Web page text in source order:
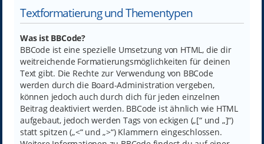
Textformatierung und Thementypen
Was ist BBCode?
BBCode ist eine spezielle Umsetzung von HTML, die dir
weitreichende Formatierungsmöglichkeiten für deinen
Text gibt. Die Rechte zur Verwendung von BBCode
werden durch die Board-Administration vergeben,
können jedoch auch durch dich für jeden einzelnen
Beitrag deaktiviert werden. BBCode ist ähnlich wie HTML
aufgebaut, jedoch werden Tags von eckigen („[“ und „]“)
statt spitzen („<“ und „>“) Klammern eingeschlossen.